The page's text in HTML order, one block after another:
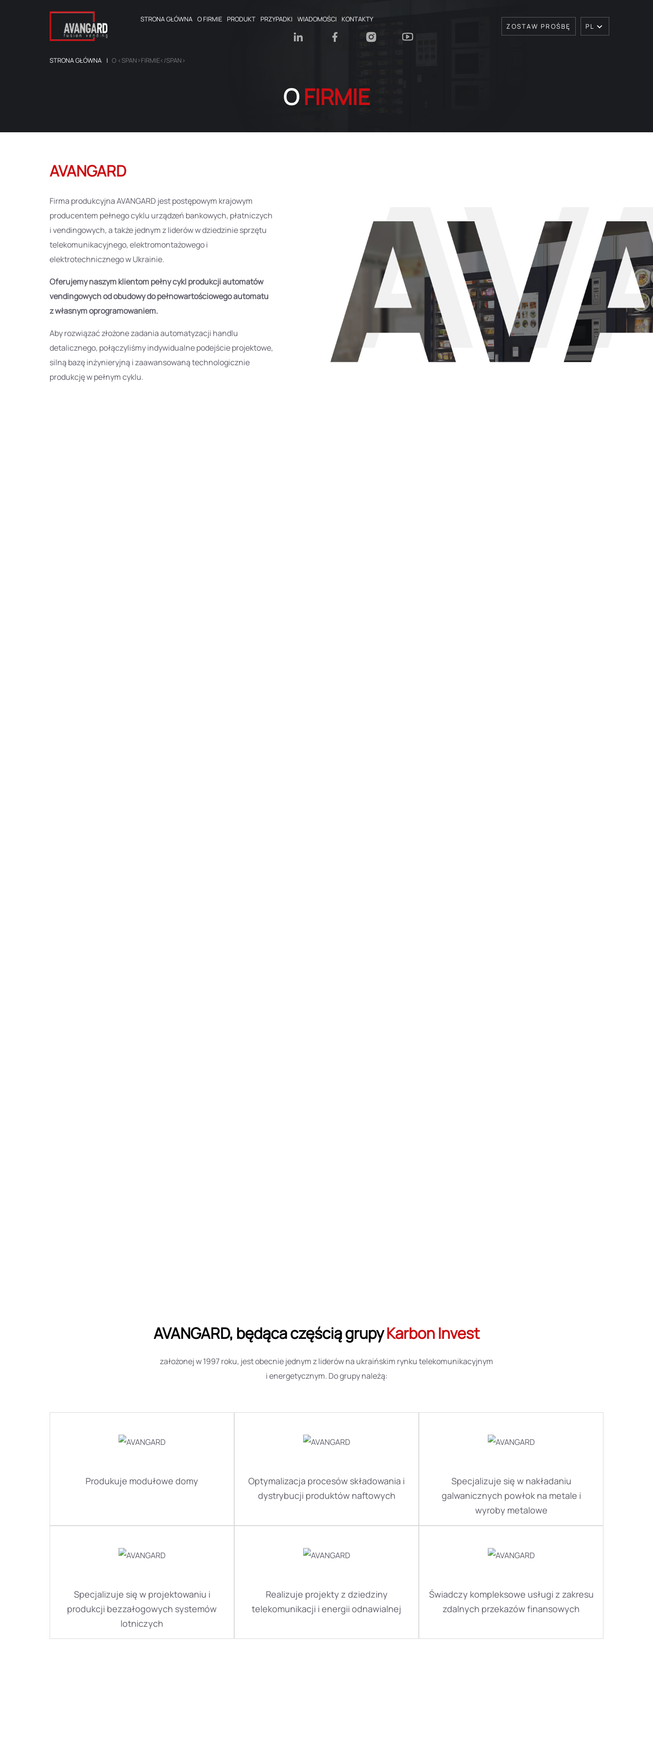
STRONA GŁÓWNA O FIRMIE PRODUKT PRZYPADKI WIADOMOŚCI
KONTAKTY
ZOSTAW PROŚBĘ
PL
STRONA GŁÓWNA O <SPAN>FIRMIE</SPAN>
OFIRMIE
AVANGARD
Firma produkcyjna AVANGARD jest postępowym krajowym
producentem pełnego cyklu urządzeń bankowych, płatniczych
i vendingowych, a także jednym z liderów w dziedzinie sprzętu
telekomunikacyjnego, elektromontażowego i
elektrotechnicznego w Ukrainie.
Oferujemy naszym klientom pełny cykl produkcji automatów
vendingowych od obudowy do pełnowartościowego automatu
z własnym oprogramowaniem.
Aby rozwiązać złożone zadania automatyzacji handlu
detalicznego, połączyliśmy indywidualne podejście projektowe,
silną bazę inżynieryjną i zaawansowaną technologicznie
produkcję w pełnym cyklu.
AVANGARD, będąca częścią grupyKarbon Invest
założonej w 1997 roku, jest obecnie jednym z liderów na ukraińskim rynku telekomunikacyjnym
i energetycznym. Do grupy należą:
Produkuje modułowe domy
Optymalizacja procesów składowania i
dystrybucji produktów naftowych
Specjalizuje się w nakładaniu
galwanicznych powłok na metale i
wyroby metalowe
Specjalizuje się w projektowaniu i
produkcji bezzałogowych systemów
lotniczych
Realizuje projekty z dziedziny
telekomunikacji i energii odnawialnej
Świadczy kompleksowe usługi z zakresu
zdalnych przekazów finansowych